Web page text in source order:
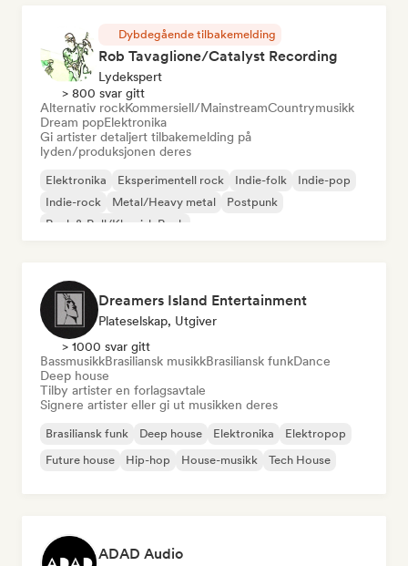
Dybdegående tilbakemelding
Rob Tavaglione/Catalyst Recording
Lydekspert
> 800 svar gitt
Alternativ rockKommersiell/MainstreamCountrymusikk
Dream popElektronika
Gi artister detaljert tilbakemelding på
lyden/produksjonen deres
Elektronika Eksperimentell rock Indie-folk
Indie-pop
Indie-rock
Metal/Heavy metal
Postpunk
Rock & Roll/Klassisk Rock
Dreamers Island Entertainment
Plateselskap, Utgiver
> 1000 svar gitt
BassmusikkBrasiliansk musikkBrasiliansk funkDance
Deep house
Tilby artister en forlagsavtale
Signere artister eller gi ut musikken deres
Brasiliansk funk Deep house Elektronika
Elektropop
Future house
Hip-hop House-musikk Tech House
ADAD Audio